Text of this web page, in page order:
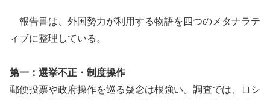
報告書は、外国勢力が利用する物語を四つのメタナラテ
ィブに整理している。
第一：選挙不正・制度操作
郵便投票や政府操作を巡る疑念は根強い。調査では、ロシ